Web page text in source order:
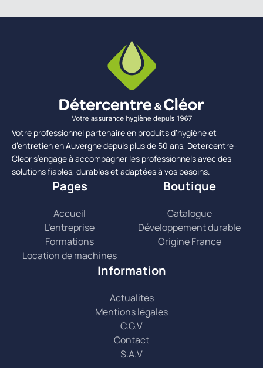
Votre professionnel partenaire en produits d’hygiène et
d’entretien en Auvergne depuis plus de 50 ans, Detercentre-
Cleor s’engage à accompagner les professionnels avec des
solutions fiables, durables et adaptées à vos besoins.
Pages
Accueil
L’entreprise
Formations
Location de machines
Boutique
Catalogue
Développement durable
Origine France
Information
Actualités
Mentions légales
C.G.V
Contact
S.A.V